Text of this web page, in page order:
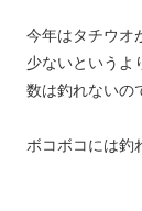
今年はタチウオ
少ないというよ
数は釣れないの
ボコボコには釣